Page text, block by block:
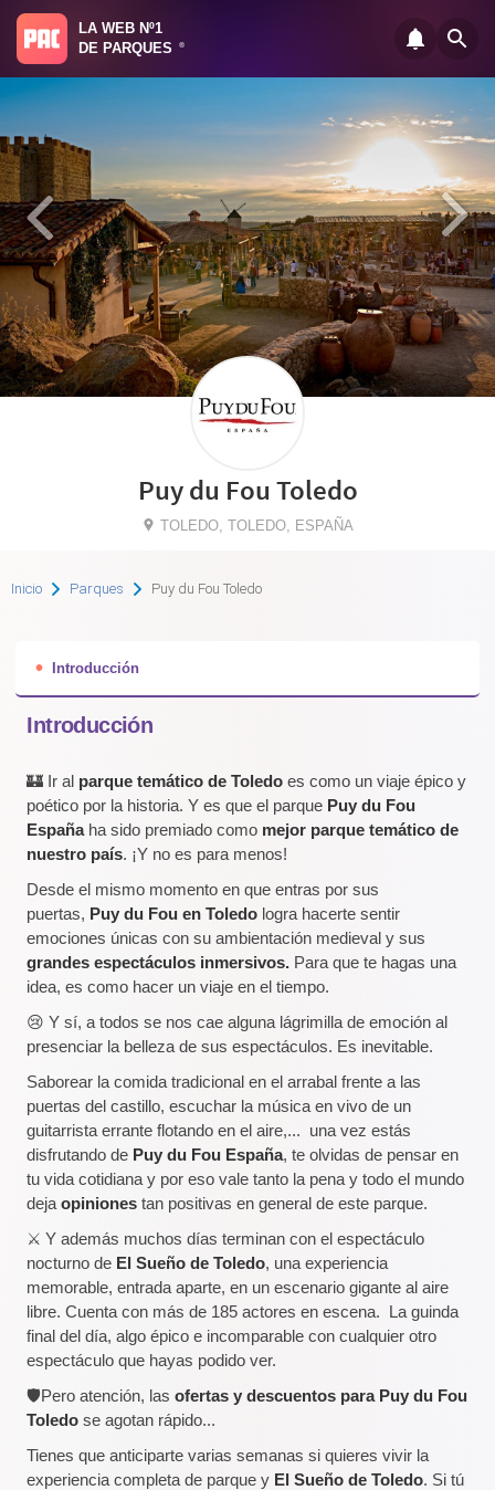
LA WEB Nº1
DE PARQUES
®
Puy du Fou Toledo
TOLEDO, TOLEDO, ESPAÑA
Inicio Parques Puy du Fou Toledo
Introducción
Introducción
🏰 Ir al parque temático de Toledoes como un viaje épico y
poético por la historia. Y es que el parque Puy du Fou
España ha sido premiado como mejor parque temático de
nuestro país. ¡Y no es para menos!
Desde el mismo momento en que entras por sus
puertas, Puy du Fou en Toledo logra hacerte sentir
emociones únicas con su ambientación medieval y sus
grandes espectáculos inmersivos. Para que te hagas una
idea, es como hacer un viaje en el tiempo.
😢 Y sí, a todos se nos cae alguna lágrimilla de emoción al
presenciar la belleza de sus espectáculos. Es inevitable.
Saborear la comida tradicional en el arrabal frente a las
puertas del castillo, escuchar la música en vivo de un
guitarrista errante flotando en el aire,... una vez estás
disfrutando de Puy du Fou España, te olvidas de pensar en
tu vida cotidiana y por eso vale tanto la pena y todo el mundo
dejaopiniones tan positivas en general de este parque.
⚔️ Y además muchos días terminan con el espectáculo
nocturno de El Sueño de Toledo, una experiencia
memorable, entrada aparte, en un escenario gigante al aire
libre. Cuenta con más de 185 actores en escena. La guinda
final del día, algo épico e incomparable con cualquier otro
espectáculo que hayas podido ver.
🛡️Pero atención, lasofertas y descuentos para Puy du Fou
Toledo se agotan rápido...
Tienes que anticiparte varias semanas si quieres vivir la
experiencia completa de parque y El Sueño de Toledo. Si tú